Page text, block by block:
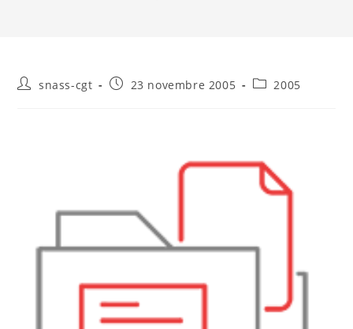
Auteur/autrice
snass-cgt
Publication
23 novembre 2005
Post2005